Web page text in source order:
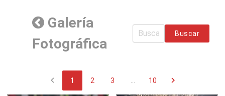
Galería
Fotográfica
Buscar
chevron_left 1 2 3 10 chevron_right